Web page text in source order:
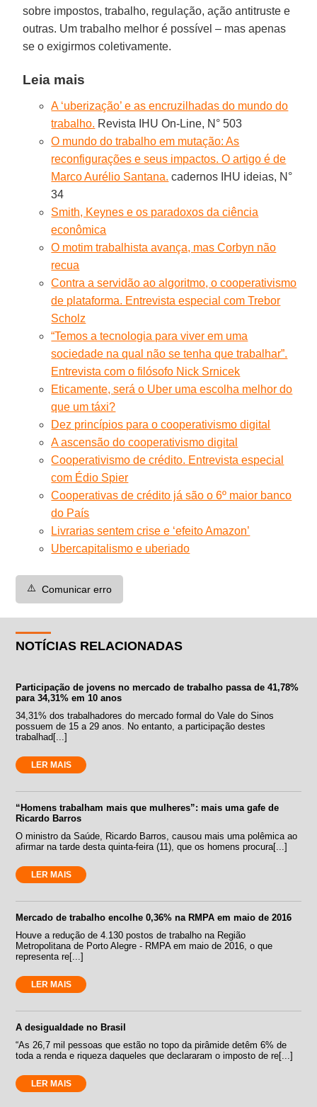
sobre impostos, trabalho, regulação, ação antitruste e
outras. Um trabalho melhor é possível – mas apenas
se o exigirmos coletivamente.
Leia mais
A ‘uberização’ e as encruzilhadas do mundo do
trabalho. Revista IHU On-Line, N° 503
O mundo do trabalho em mutação: As
reconfigurações e seus impactos. O artigo é de
Marco Aurélio Santana. cadernos IHU ideias, N°
34
Smith, Keynes e os paradoxos da ciência
econômica
O motim trabalhista avança, mas Corbyn não
recua
Contra a servidão ao algoritmo, o cooperativismo
de plataforma. Entrevista especial com Trebor
Scholz
“Temos a tecnologia para viver em uma
sociedade na qual não se tenha que trabalhar”.
Entrevista com o filósofo Nick Srnicek
Eticamente, será o Uber uma escolha melhor do
que um táxi?
Dez princípios para o cooperativismo digital
A ascensão do cooperativismo digital
Cooperativismo de crédito. Entrevista especial
com Édio Spier
Cooperativas de crédito já são o 6º maior banco
do País
Livrarias sentem crise e ‘efeito Amazon’
Ubercapitalismo e uberiado
⚠️ Comunicar erro
NOTÍCIAS RELACIONADAS
Participação de jovens no mercado de trabalho passa de 41,78%
para 34,31% em 10 anos
34,31% dos trabalhadores do mercado formal do Vale do Sinos
possuem de 15 a 29 anos. No entanto, a participação destes
trabalhad[...]
LER MAIS
“Homens trabalham mais que mulheres”: mais uma gafe de
Ricardo Barros
O ministro da Saúde, Ricardo Barros, causou mais uma polêmica ao
afirmar na tarde desta quinta-feira (11), que os homens procura[...]
LER MAIS
Mercado de trabalho encolhe 0,36% na RMPA em maio de 2016
Houve a redução de 4.130 postos de trabalho na Região
Metropolitana de Porto Alegre - RMPA em maio de 2016, o que
representa re[...]
LER MAIS
A desigualdade no Brasil
“As 26,7 mil pessoas que estão no topo da pirâmide detêm 6% de
toda a renda e riqueza daqueles que declararam o imposto de re[...]
LER MAIS